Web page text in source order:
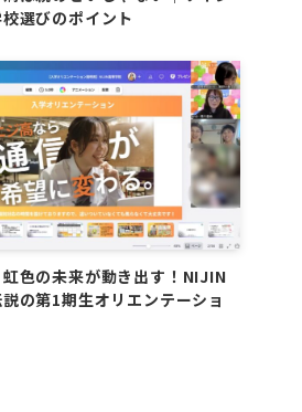
選びのポイント
虹色の未来が動き出す！NIJIN
の第1期生オリエンテーショ